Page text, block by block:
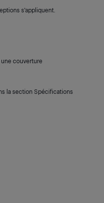
s’appliquent.
une couverture
la section Spécifications